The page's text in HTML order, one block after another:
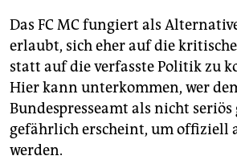
Das FC MC fungiert als
erlaubt, sich eher auf die
statt auf die verfasste Politik zu
Hier kann unterkommen, wer
Bundespresseamt als nicht seriös
gefährlich erscheint, um offiziell
werden.